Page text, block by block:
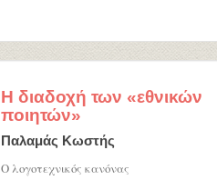
Η διαδοχή των «εθνικών
ποιητών»
Παλαμάς Κωστής
Ο λογοτεχνικός κανόνας